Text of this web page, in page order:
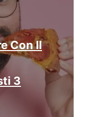
Con Il
3